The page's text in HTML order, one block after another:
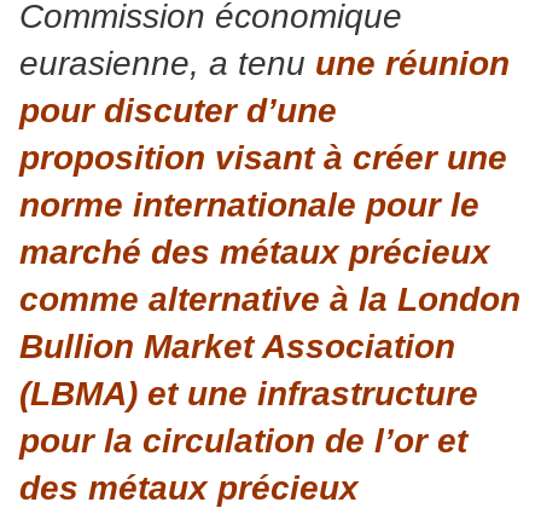
Commission économique
eurasienne, a tenu une réunion
pour discuter d’une
proposition visant à créer une
norme internationale pour le
marché des métaux précieux
comme alternative à la London
Bullion Market Association
(LBMA) et une infrastructure
pour la circulation de l’or et
des métaux précieux